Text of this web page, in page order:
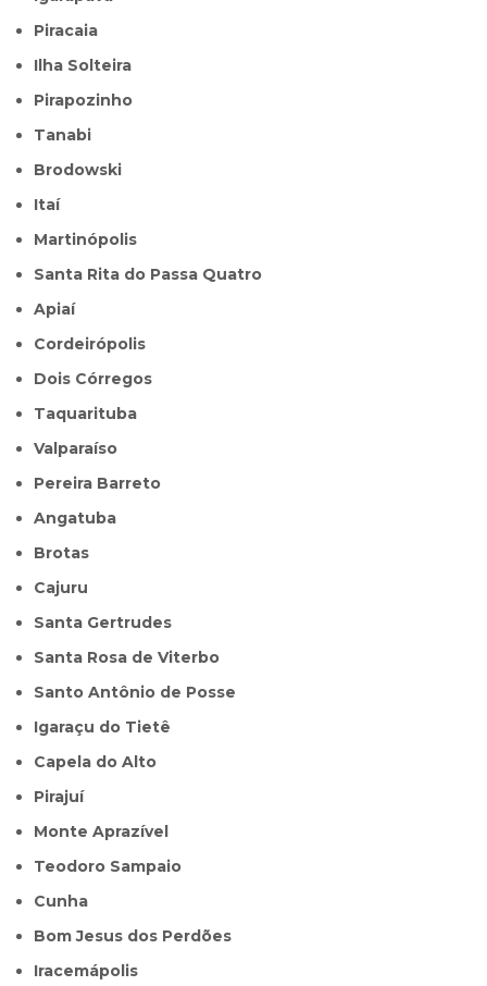
Piracaia
Ilha Solteira
Pirapozinho
Tanabi
Brodowski
Itaí
Martinópolis
Santa Rita do Passa Quatro
Apiaí
Cordeirópolis
Dois Córregos
Taquarituba
Valparaíso
Pereira Barreto
Angatuba
Brotas
Cajuru
Santa Gertrudes
Santa Rosa de Viterbo
Santo Antônio de Posse
Igaraçu do Tietê
Capela do Alto
Pirajuí
Monte Aprazível
Teodoro Sampaio
Cunha
Bom Jesus dos Perdões
Iracemápolis